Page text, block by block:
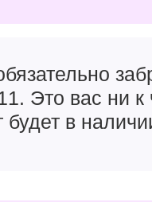
Это вас ни
будет в